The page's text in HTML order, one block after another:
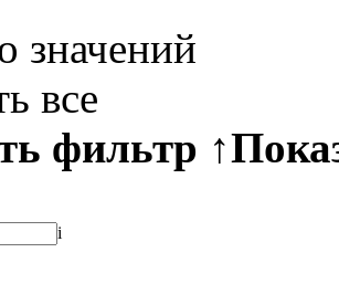
значений
все
фильтр ↑
i